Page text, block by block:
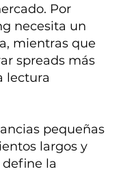
Por
necesita un
mientras que
spreads más
lectura
pequeñas
largos y
define la